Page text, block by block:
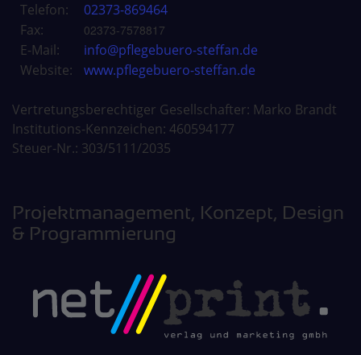
Telefon:
02373-869464
Fax:
02373-7578817
E-Mail:
info@pflegebuero-steffan.de
Website:
www.pflegebuero-steffan.de
Vertretungsberechtiger Gesellschafter: Marko Brandt
Institutions-Kennzeichen: 460594177
Steuer-Nr.: 303/5111/2035
Projektmanagement, Konzept, Design
& Programmierung